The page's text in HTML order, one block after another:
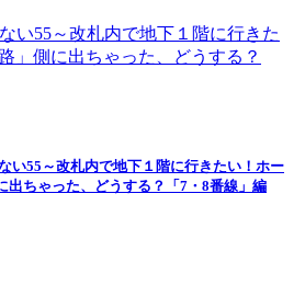
い55～改札内で地下１階に行きたい！ホー
出ちゃった、どうする？「7・8番線」編